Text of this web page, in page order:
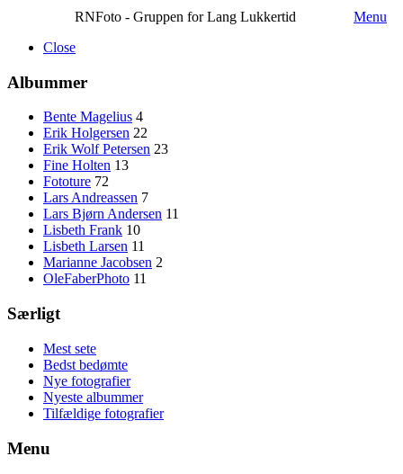
RNFoto - Gruppen for Lang Lukkertid
Menu
Close
Albummer
Bente Magelius 4
Erik Holgersen 22
Erik Wolf Petersen 23
Fine Holten 13
Fototure 72
Lars Andreassen 7
Lars Bjørn Andersen 11
Lisbeth Frank 10
Lisbeth Larsen 11
Marianne Jacobsen 2
OleFaberPhoto 11
Særligt
Mest sete
Bedst bedømte
Nye fotografier
Nyeste albummer
Tilfældige fotografier
Menu